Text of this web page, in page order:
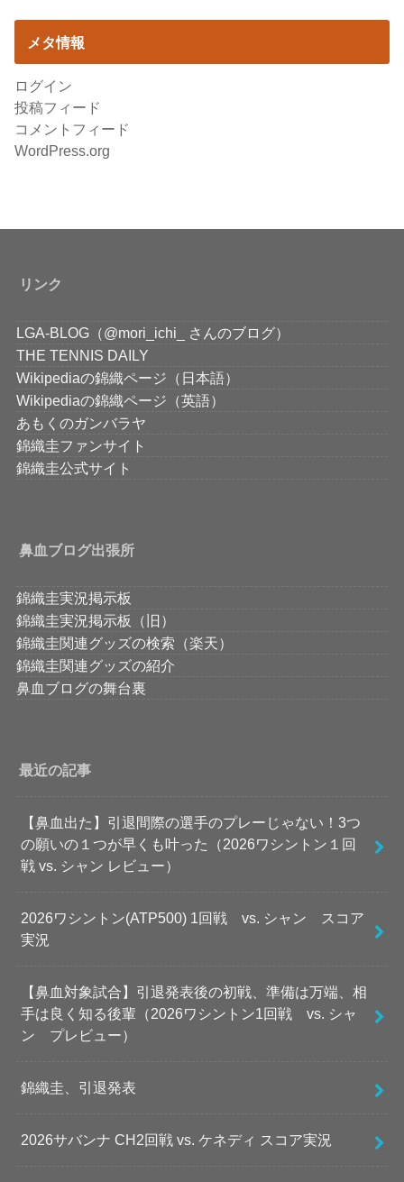
メタ情報
ログイン
投稿フィード
コメントフィード
WordPress.org
リンク
LGA-BLOG（@mori_ichi_ さんのブログ）
THE TENNIS DAILY
Wikipediaの錦織ページ（日本語）
Wikipediaの錦織ページ（英語）
あもくのガンバラヤ
錦織圭ファンサイト
錦織圭公式サイト
鼻血ブログ出張所
錦織圭実況掲示板
錦織圭実況掲示板（旧）
錦織圭関連グッズの検索（楽天）
錦織圭関連グッズの紹介
鼻血ブログの舞台裏
最近の記事
【鼻血出た】引退間際の選手のプレーじゃない！3つ
の願いの１つが早くも叶った（2026ワシントン１回
戦 vs. シャン レビュー）
2026ワシントン(ATP500) 1回戦 vs. シャン スコア
実況
【鼻血対象試合】引退発表後の初戦、準備は万端、相
手は良く知る後輩（2026ワシントン1回戦 vs. シャ
ン プレビュー）
錦織圭、引退発表
2026サバンナ CH2回戦 vs. ケネディ スコア実況